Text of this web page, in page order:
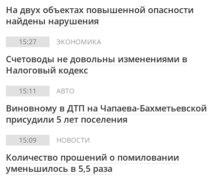
На двух объектах повышенной опасности
найдены нарушения
15:27 ЭКОНОМИКА
Счетоводы не довольны изменениями в
Налоговый кодекс
15:11 АВТО
Виновному в ДТП на Чапаева-Бахметьевской
присудили 5 лет поселения
15:09 НОВОСТИ
Количество прошений о помиловании
уменьшилось в 5,5 раза